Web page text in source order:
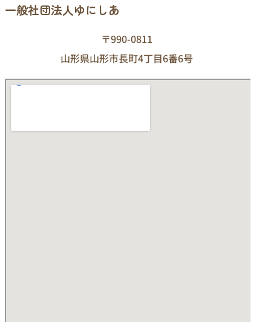
一般社団法人ゆにしあ
〒990-0811
山形県山形市長町4丁目6番6号